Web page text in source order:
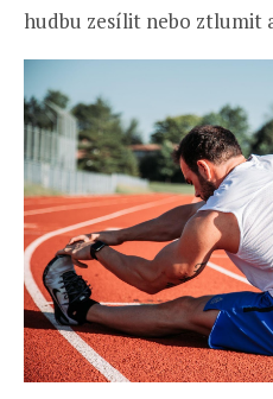
hudbu zesílit nebo ztlumit